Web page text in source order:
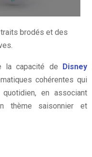
brodés et des
la capacité de
Disney
cohérentes qui
quotidien, en associant
thème saisonnier et